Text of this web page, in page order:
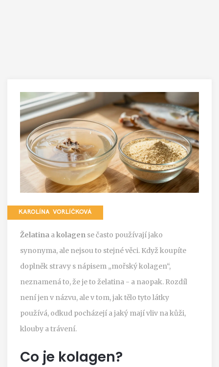
KAROLÍNA VORLÍČKOVÁ
Želatina akolagen se často používají jako
synonyma, ale nejsou to stejné věci. Když koupíte
doplněk stravy s nápisem „mořský kolagen“,
neznamená to, že je to želatina - a naopak. Rozdíl
není jen v názvu, ale v tom, jak tělo tyto látky
používá, odkud pocházejí a jaký mají vliv na kůži,
klouby a trávení.
Co je kolagen?